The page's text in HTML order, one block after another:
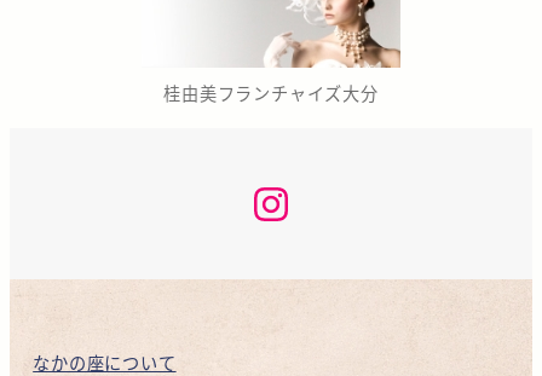
桂由美フランチャイズ大分
な
か
く
なかの座について